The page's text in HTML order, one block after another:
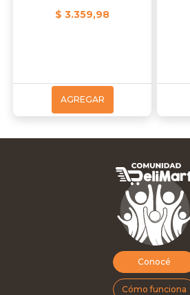
$ 3.359,98
AGREGAR
Conocé
Cómo funciona